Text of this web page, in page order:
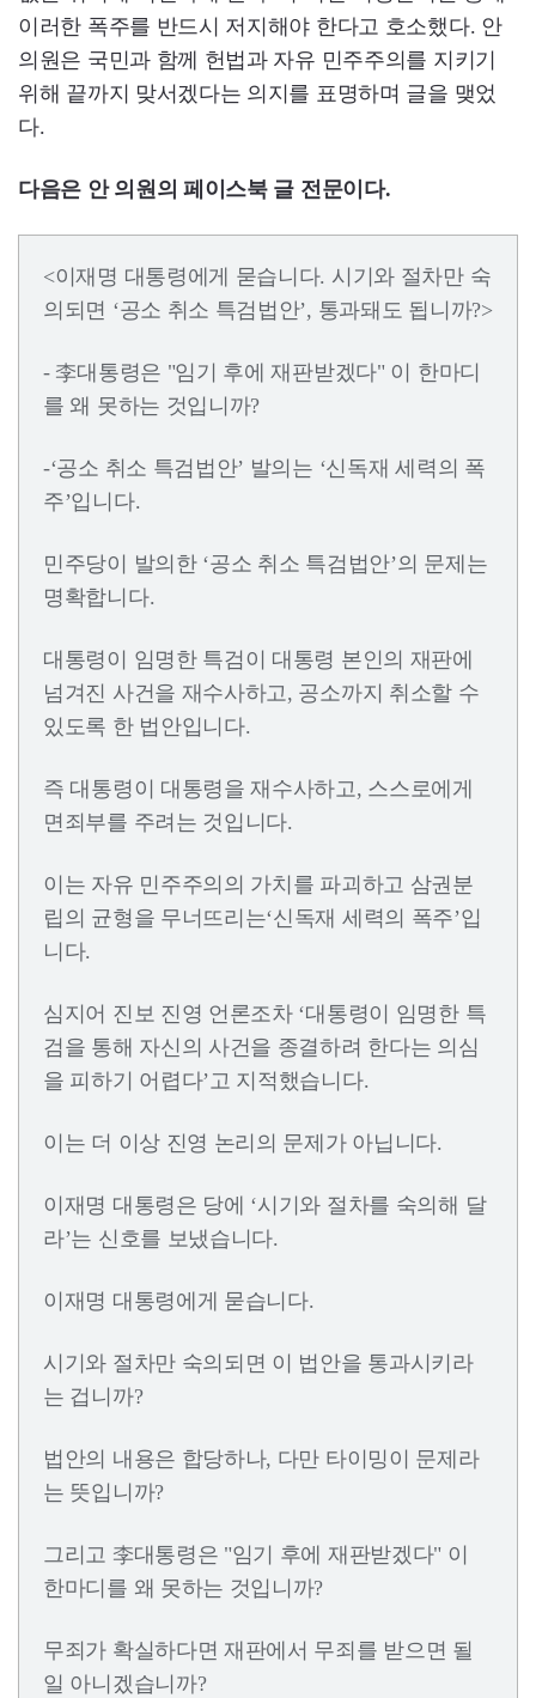
이러한 폭주를 반드시 저지해야 한다고 호소했다. 안
의원은 국민과 함께 헌법과 자유 민주주의를 지키기
위해 끝까지 맞서겠다는 의지를 표명하며 글을 맺었
다.
다음은 안 의원의 페이스북 글 전문이다.
<이재명 대통령에게 묻습니다. 시기와 절차만 숙
의되면 ‘공소 취소 특검법안’, 통과돼도 됩니까?>
- 李대통령은 "임기 후에 재판받겠다" 이 한마디
를 왜 못하는 것입니까?
-‘공소 취소 특검법안’ 발의는 ‘신독재 세력의 폭
주’입니다.
민주당이 발의한 ‘공소 취소 특검법안’의 문제는
명확합니다.
대통령이 임명한 특검이 대통령 본인의 재판에
넘겨진 사건을 재수사하고, 공소까지 취소할 수
있도록 한 법안입니다.
즉 대통령이 대통령을 재수사하고, 스스로에게
면죄부를 주려는 것입니다.
이는 자유 민주주의의 가치를 파괴하고 삼권분
립의 균형을 무너뜨리는‘신독재 세력의 폭주’입
니다.
심지어 진보 진영 언론조차 ‘대통령이 임명한 특
검을 통해 자신의 사건을 종결하려 한다는 의심
을 피하기 어렵다’고 지적했습니다.
이는 더 이상 진영 논리의 문제가 아닙니다.
이재명 대통령은 당에 ‘시기와 절차를 숙의해 달
라’는 신호를 보냈습니다.
이재명 대통령에게 묻습니다.
시기와 절차만 숙의되면 이 법안을 통과시키라
는 겁니까?
법안의 내용은 합당하나, 다만 타이밍이 문제라
는 뜻입니까?
그리고 李대통령은 "임기 후에 재판받겠다" 이
한마디를 왜 못하는 것입니까?
무죄가 확실하다면 재판에서 무죄를 받으면 될
일 아니겠습니까?